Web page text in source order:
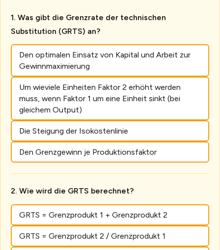
Was gibt die Grenzrate der technischen
Substitution (GRTS) an?
Den optimalen Einsatz von Kapital und Arbeit zur
Gewinnmaximierung
Um wieviele Einheiten Faktor 2 erhöht werden
muss, wenn Faktor 1 um eine Einheit sinkt (bei
gleichem Output)
Die Steigung der Isokostenlinie
Den Grenzgewinn je Produktionsfaktor
Wie wird die GRTS berechnet?
GRTS = Grenzprodukt 1 + Grenzprodukt 2
GRTS = Grenzprodukt 2 / Grenzprodukt 1